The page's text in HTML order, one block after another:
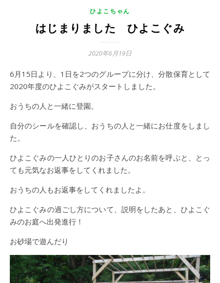
ひよこちゃん
はじまりました ひよこぐみ
2020年6月19日
6月15日より、1日を2つのグループに分け、分散保育として
2020年度のひよこぐみがスタートしました。
おうちの人と一緒に登園。
自分のシールを確認し、おうちの人と一緒にお仕度をしまし
た。
ひよこぐみの一人ひとりのお子さんのお名前を呼ぶと、とっ
ても元気なお返事をしてくれました。
おうちの人もお返事をしてくれましたよ。
ひよこぐみの過ごし方について、説明をしたあと、ひよこぐ
みのお庭へ出発進行！
お砂場で遊んだり